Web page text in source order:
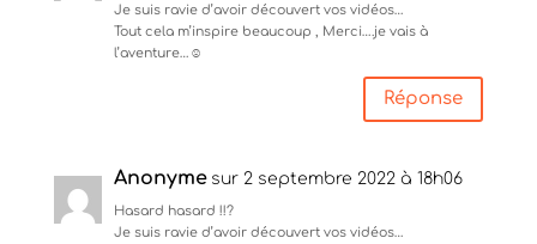
Je suis ravie d’avoir découvert vos vidéos…
Tout cela m’inspire beaucoup , Merci….je vais à
l’aventure…☺️
Réponse
Anonyme sur 2 septembre 2022 à 18h06
Hasard hasard !!?
Je suis ravie d’avoir découvert vos vidéos…